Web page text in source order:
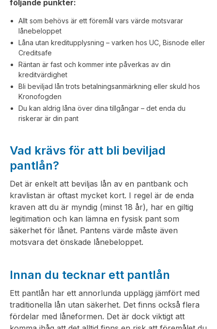
följande punkter:
Allt som behövs är ett föremål vars värde motsvarar
lånebeloppet
Låna utan kreditupplysning – varken hos UC, Bisnode eller
Creditsafe
Räntan är fast och kommer inte påverkas av din
kreditvärdighet
Bli beviljad lån trots betalningsanmärkning eller skuld hos
Kronofogden
Du kan aldrig låna över dina tillgångar – det enda du
riskerar är din pant
Vad krävs för att bli beviljad
pantlån?
Det är enkelt att beviljas lån av en pantbank och
kravlistan är oftast mycket kort. I regel är de enda
kraven att du är myndig (minst 18 år), har en giltig
legitimation och kan lämna en fysisk pant som
säkerhet för lånet. Pantens värde måste även
motsvara det önskade lånebeloppet.
Innan du tecknar ett pantlån
Ett pantlån har ett annorlunda upplägg jämfört med
traditionella lån utan säkerhet. Det finns också flera
fördelar med låneformen. Det är dock viktigt att